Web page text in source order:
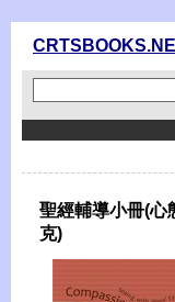
聖經輔導小冊(心
克)